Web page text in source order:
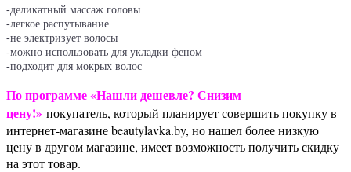
-деликатный массаж головы
-легкое распутывание
-не электризует волосы
-можно использовать для укладки феном
-подходит для мокрых волос
По программе «Нашли дешевле? Снизим
цену!» покупатель, который планирует совершить покупку в
интернет-магазине beautylavka.by, но нашел более низкую
цену в другом магазине, имеет возможность получить скидку
на этот товар.